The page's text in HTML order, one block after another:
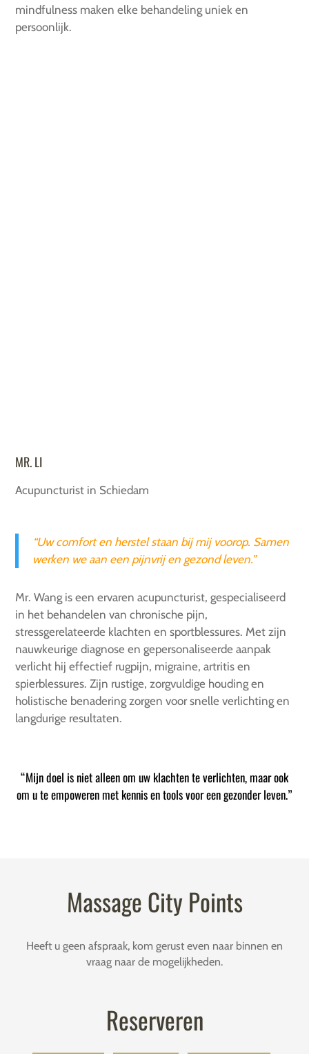
mindfulness maken elke behandeling uniek en
persoonlijk.
MR. LI
Acupuncturist in Schiedam
“Uw comfort en herstel staan bij mij voorop. Samen
werken we aan een pijnvrij en gezond leven.”
Mr. Wang is een ervaren acupuncturist, gespecialiseerd
in het behandelen van chronische pijn,
stressgerelateerde klachten en sportblessures. Met zijn
nauwkeurige diagnose en gepersonaliseerde aanpak
verlicht hij effectief rugpijn, migraine, artritis en
spierblessures. Zijn rustige, zorgvuldige houding en
holistische benadering zorgen voor snelle verlichting en
langdurige resultaten.
“Mijn doel is niet alleen om uw klachten te verlichten, maar ook
om u te empoweren met kennis en tools voor een gezonder leven.”
Massage City Points
Heeft u geen afspraak, kom gerust even naar binnen en
vraag naar de mogelijkheden.
Reserveren